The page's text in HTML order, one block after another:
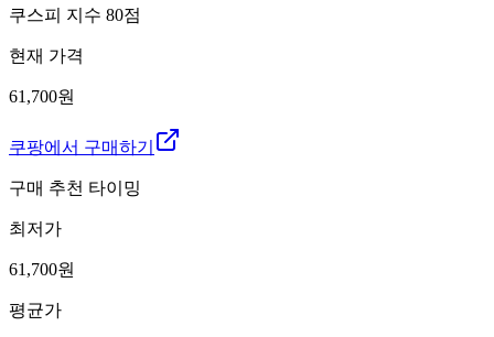
쿠스피 지수 80점
현재 가격
61,700원
쿠팡에서 구매하기
구매 추천 타이밍
최저가
61,700원
평균가